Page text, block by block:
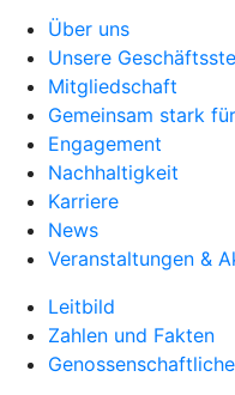
Über uns
Unsere
Mitgliedschaft
Gemeinsam stark
Engagement
Nachhaltigkeit
Karriere
News
Veranstaltungen &
Leitbild
Zahlen und Fakten